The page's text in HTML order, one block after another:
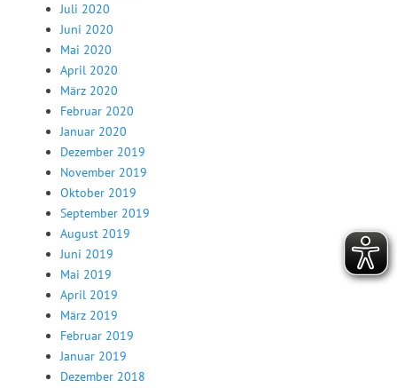
Juli 2020
Juni 2020
Mai 2020
April 2020
März 2020
Februar 2020
Januar 2020
Dezember 2019
November 2019
Oktober 2019
September 2019
August 2019
Juni 2019
Mai 2019
April 2019
März 2019
Februar 2019
Januar 2019
Dezember 2018